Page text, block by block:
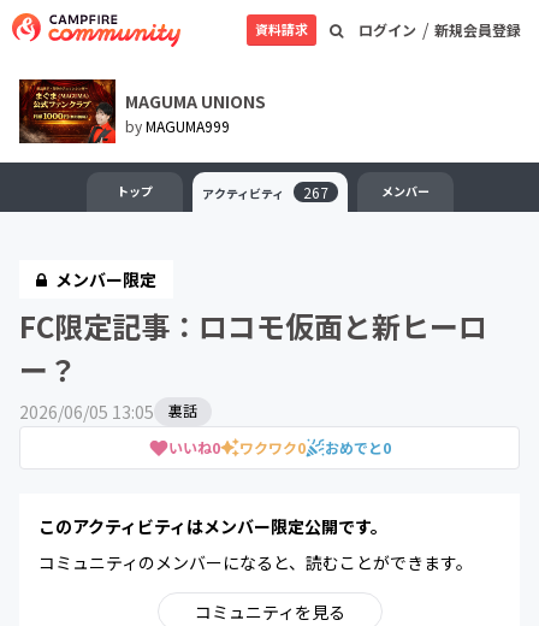
ログイン / 新規会員登録
資料請求
MAGUMA UNIONS
byMAGUMA999
トップ アクティビティ 267 メンバー
メンバー限定
FC限定記事：ロコモ仮面と新ヒーロ
ー？
2026/06/05 13:05
いいね0 ワクワク0 おめでと0
裏話
このアクティビティはメンバー限定公開です。
コミュニティのメンバーになると、読むことができます。
コミュニティを見る